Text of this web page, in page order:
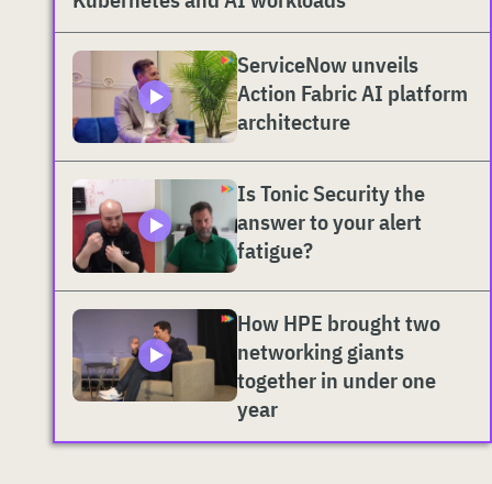
ServiceNow unveils
Action Fabric AI platform
architecture
Is Tonic Security the
answer to your alert
fatigue?
How HPE brought two
networking giants
together in under one
year